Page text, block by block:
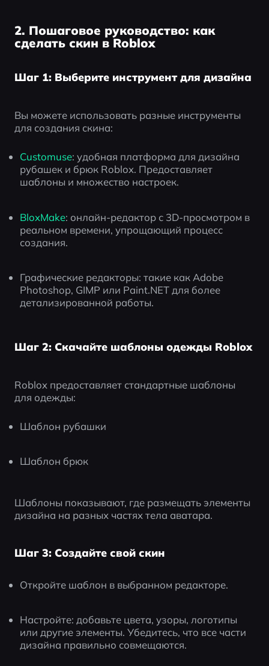
2. Пошаговое руководство: как
сделать скин в Roblox
Шаг 1: Выберите инструмент для дизайна
Вы можете использовать разные инструменты
для создания скина:
Customuse: удобная платформа для дизайна
рубашек и брюк Roblox. Предоставляет
шаблоны и множество настроек.
BloxMake: онлайн-редактор с 3D-просмотром в
реальном времени, упрощающий процесс
создания.
Графические редакторы: такие как Adobe
Photoshop, GIMP или Paint.NET для более
детализированной работы.
Шаг 2: Скачайте шаблоны одежды Roblox
Roblox предоставляет стандартные шаблоны
для одежды:
Шаблон рубашки
Шаблон брюк
Шаблоны показывают, где размещать элементы
дизайна на разных частях тела аватара.
Шаг 3: Создайте свой скин
Откройте шаблон в выбранном редакторе.
Настройте: добавьте цвета, узоры, логотипы
или другие элементы. Убедитесь, что все части
дизайна правильно совмещаются.